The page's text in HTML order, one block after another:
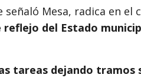
Mesa, radica en
del Estado
tareas dejando tramos